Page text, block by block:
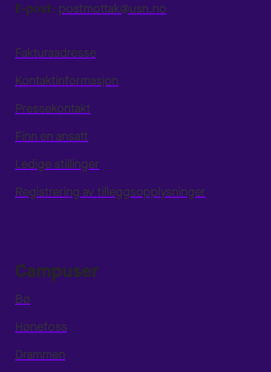
E-post: postmottak@usn.no
Fakturaadresse
Kontaktinformasjon
Pressekontakt
Finn en ansatt
Ledige stillinger
Registrering av tilleggsopplysninger
Campuser
Bø
Hønefoss
Drammen